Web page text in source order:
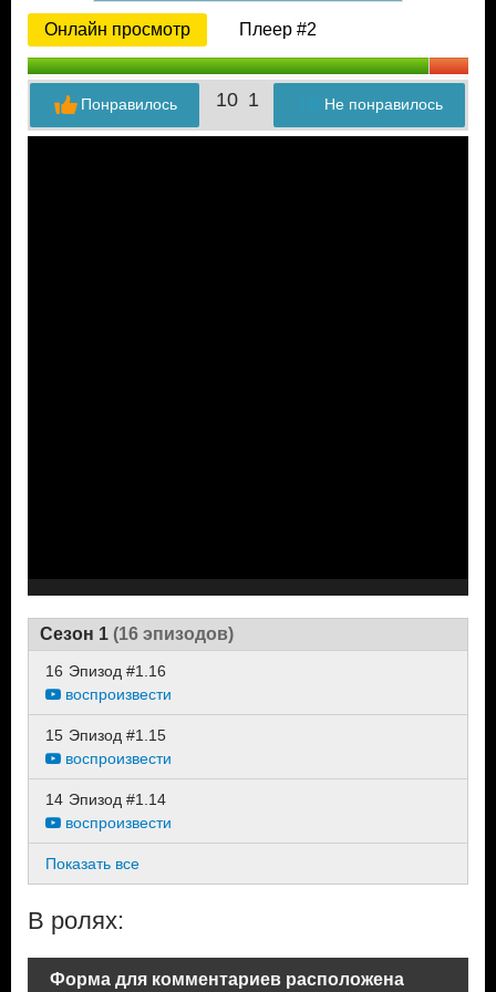
Онлайн просмотр Плеер #2
10 1 Не понравилось
Понравилось
Сезон 1 (16 эпизодов)
16 Эпизод #1.16
воспроизвести
15 Эпизод #1.15
воспроизвести
14 Эпизод #1.14
воспроизвести
Показать все
В ролях:
Форма для комментариев расположена